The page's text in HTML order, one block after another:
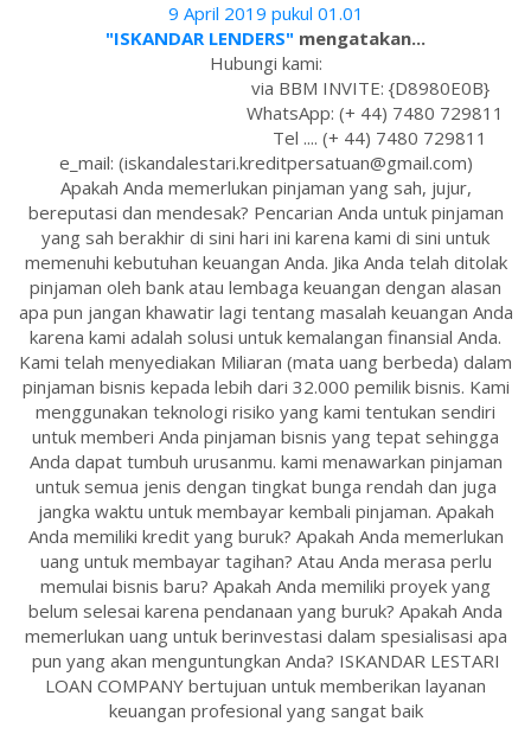
9 April 2019 pukul 01.01
"ISKANDAR LENDERS" mengatakan...
Hubungi kami:
via BBM INVITE: {D8980E0B}
WhatsApp: (+ 44) 7480 729811
Tel .... (+ 44) 7480 729811
e_mail: (iskandalestari.kreditpersatuan@gmail.com)
Apakah Anda memerlukan pinjaman yang sah, jujur,
bereputasi dan mendesak? Pencarian Anda untuk pinjaman
yang sah berakhir di sini hari ini karena kami di sini untuk
memenuhi kebutuhan keuangan Anda. Jika Anda telah ditolak
pinjaman oleh bank atau lembaga keuangan dengan alasan
apa pun jangan khawatir lagi tentang masalah keuangan Anda
karena kami adalah solusi untuk kemalangan finansial Anda.
Kami telah menyediakan Miliaran (mata uang berbeda) dalam
pinjaman bisnis kepada lebih dari 32.000 pemilik bisnis. Kami
menggunakan teknologi risiko yang kami tentukan sendiri
untuk memberi Anda pinjaman bisnis yang tepat sehingga
Anda dapat tumbuh urusanmu. kami menawarkan pinjaman
untuk semua jenis dengan tingkat bunga rendah dan juga
jangka waktu untuk membayar kembali pinjaman. Apakah
Anda memiliki kredit yang buruk? Apakah Anda memerlukan
uang untuk membayar tagihan? Atau Anda merasa perlu
memulai bisnis baru? Apakah Anda memiliki proyek yang
belum selesai karena pendanaan yang buruk? Apakah Anda
memerlukan uang untuk berinvestasi dalam spesialisasi apa
pun yang akan menguntungkan Anda? ISKANDAR LESTARI
LOAN COMPANY bertujuan untuk memberikan layanan
keuangan profesional yang sangat baik